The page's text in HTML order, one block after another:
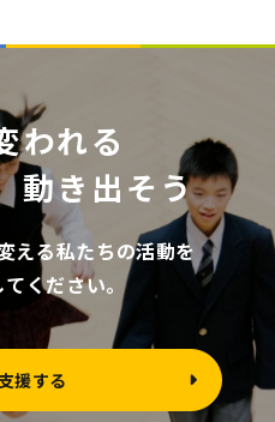
われる
動き出そう
える私たちの活動を
ください。
援する